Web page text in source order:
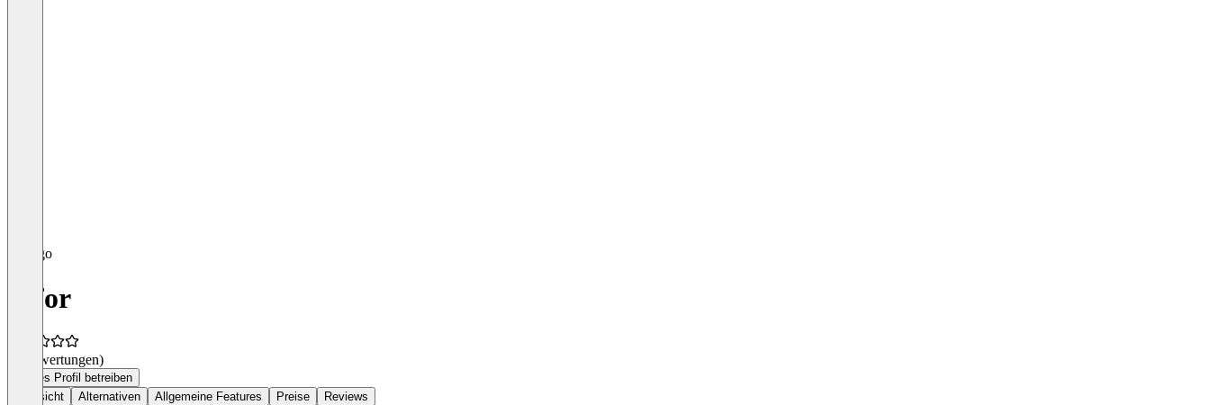
Infor
(0 Bewertungen)
Dieses Profil betreiben
Übersicht
Alternativen Allgemeine Features Preise Reviews